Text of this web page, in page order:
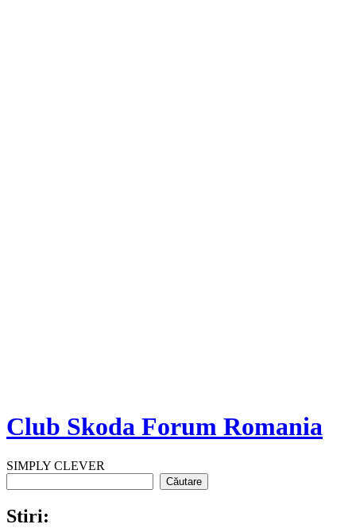
Club Skoda Forum Romania
SIMPLY CLEVER
Stiri: